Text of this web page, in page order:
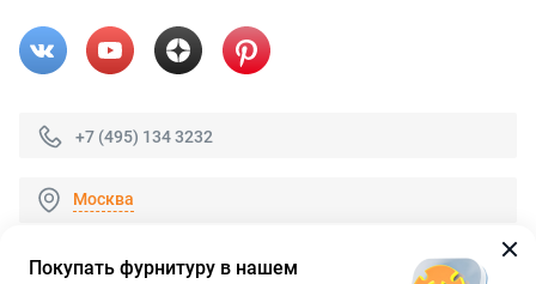
+7 (495) 134 3232
Москва
Покупать фурнитуру в нашем